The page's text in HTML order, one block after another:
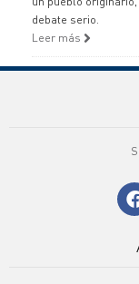
debate serio.
Leer más